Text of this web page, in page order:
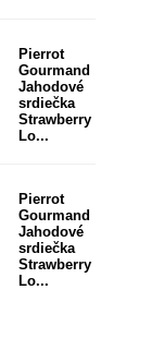
Pierrot
Gourmand
Jahodové
srdiečka
Strawberry
Lo...
Pierrot
Gourmand
Jahodové
srdiečka
Strawberry
Lo...